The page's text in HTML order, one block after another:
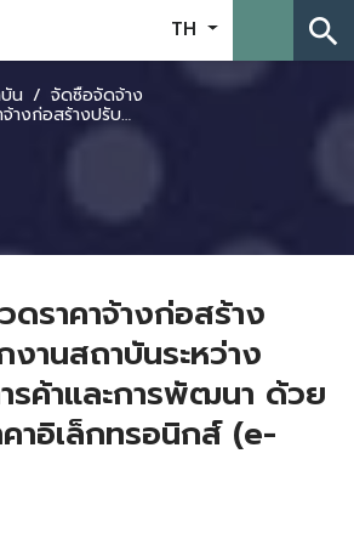
TH search
น จัดซื้อจัดจ้าง
ค้าและการพัฒนา ด้วยวิธีประกวดราคาอิเล็กทรอนิกส์ (e-bidding)
ดราคาจ้างก่อสร้าง
านสถาบันระหว่าง
รค้าและการพัฒนา ด้วย
าอิเล็กทรอนิกส์ (e-